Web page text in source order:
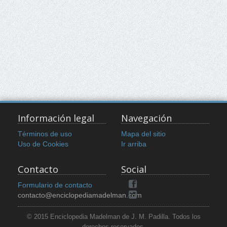
Información legal
Términos de uso
Uso de Cookies
Navegación
Mapa del sitio
Ir arriba
Contacto
Formulario de contacto
contacto@enciclopediamadelman.com
Social
© 2015 Enciclopedia Madelman de J. M. Padilla. Todos los